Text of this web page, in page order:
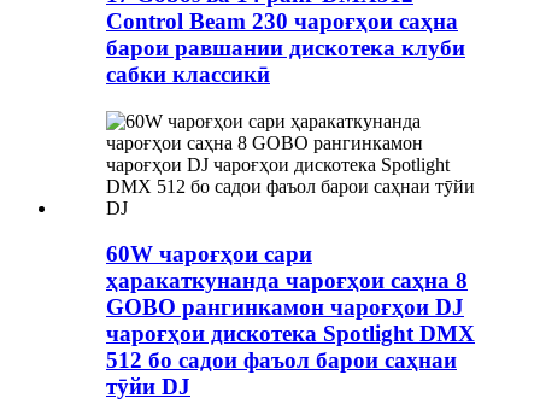
Control Beam 230 чароғҳои саҳна
барои равшании дискотека клуби
сабки классикӣ
60W чароғҳои сари
ҳаракаткунанда чароғҳои саҳна 8
GOBO рангинкамон чароғҳои DJ
чароғҳои дискотека Spotlight DMX
512 бо садои фаъол барои саҳнаи
тӯйи DJ